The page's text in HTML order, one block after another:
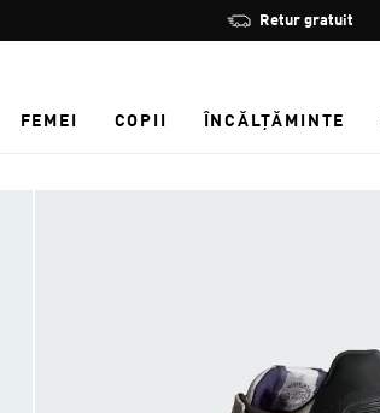
Oprește
rotația
Retur gratuit
FEMEI COPII ÎNCĂLȚĂMINTE